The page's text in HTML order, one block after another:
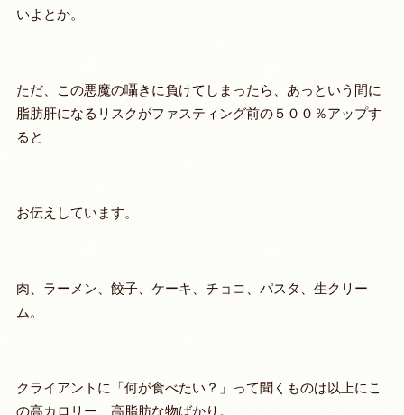
いよとか。
ただ、この悪魔の囁きに負けてしまったら、あっという間に
脂肪肝になるリスクがファスティング前の５００％アップす
ると
お伝えしています。
肉、ラーメン、餃子、ケーキ、チョコ、パスタ、生クリー
ム。
クライアントに「何が食べたい？」って聞くものは以上にこ
の高カロリー、高脂肪な物ばかり。